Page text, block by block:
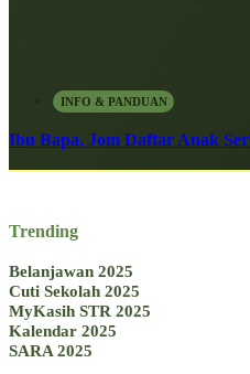
INFO & PANDUAN
Ibu Bapa, Jom Daftar Anak
Trending
Belanjawan 2025
Cuti Sekolah 2025
MyKasih STR 2025
Kalendar 2025
SARA 2025